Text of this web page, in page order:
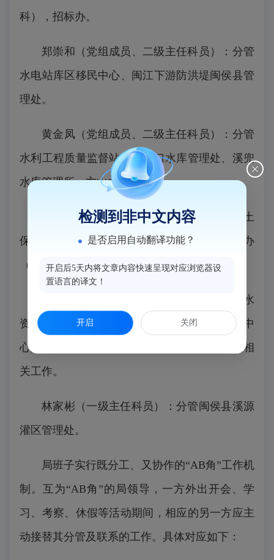
科），招标办。
郑崇和（党组成员、二级主任科员）：分管
水电站库区移民中心、闽江下游防洪堤闽侯县管
理处。
黄金凤（党组成员、二级主任科员）：分管
水利工程质量监督站、三溪口水库管理处、溪兜
水库管理所、方山水库管理所。
许文为（党组成员、八级职员）：分管水土
保持服务中心、水利电力管理站、安办、扫黑办
（综治办）。
潘明武（党组成员、高级工程师）：分管水
资源管理科（县节水办），水资源与河务管理中
心及县河长办日常工作，负责旗山湖项目建设相
关工作。
林家彬（一级主任科员）：分管闽侯县溪源
灌区管理处。
局班子实行既分工、又协作的“AB角”工作机
制。互为“AB角”的局领导，一方外出开会、学
习、考察、休假等活动期间，相应的另一方应主
动接替其分管及联系的工作。具体对应如下：
检测到非中文内容
是否启用自动翻译功能？
开启后5天内将文章内容快速呈现对应浏览器设
置语言的译文！
开启 关闭